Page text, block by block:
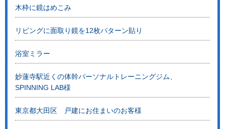
木枠に鏡はめこみ
リビングに面取り鏡を12枚パターン貼り
浴室ミラー
妙蓮寺駅近くの体幹パーソナルトレーニングジム、
SPINNING LAB様
東京都大田区 戸建にお住まいのお客様